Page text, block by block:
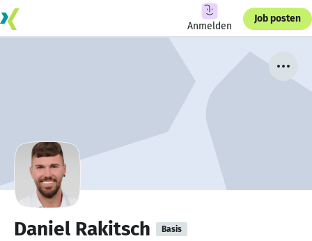
Anmelden
Job posten
Daniel Rakitsch Basis